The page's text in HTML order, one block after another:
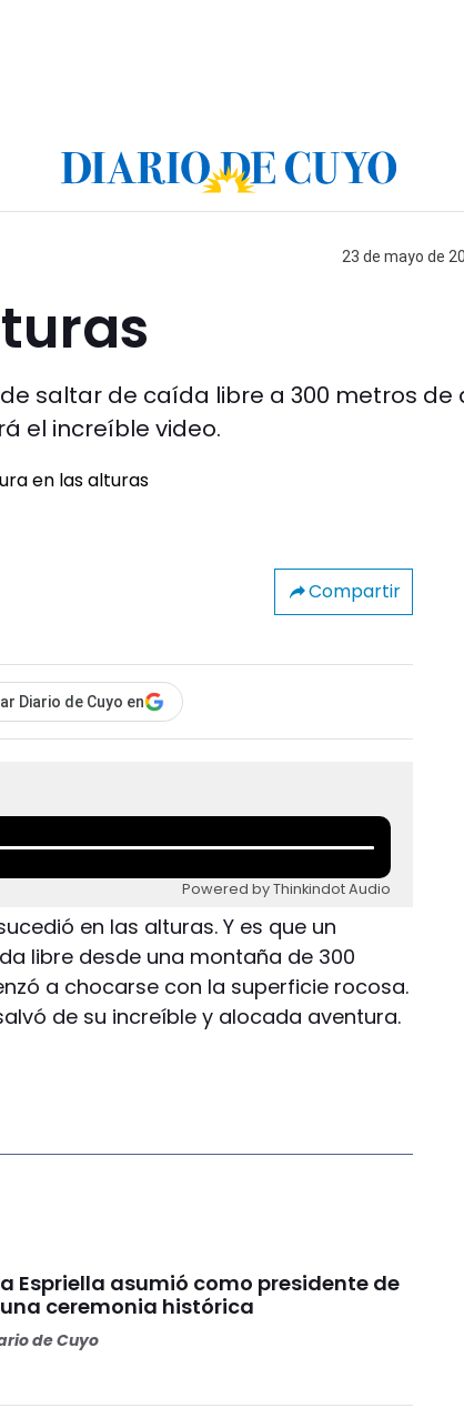
23 de mayo de
saltar de caída libre a 300 metros de
el increíble video.
Compartir
Diario de Cuyo en
Powered by Thinkindot Audio
en las alturas. Y es que un
libre desde una montaña de 300
a chocarse con la superficie rocosa.
de su increíble y alocada aventura.
Espriella asumió como presidente de
ceremonia histórica
de Cuyo